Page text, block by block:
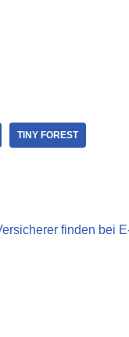
TINY FOREST
finden bei